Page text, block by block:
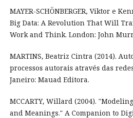
MAYER-SCHÖNBERGER, Viktor e
Big Data: A Revolution That Will
Work and Think. London: John
MARTINS, Beatriz Cintra (2014).
processos autorais através das
Janeiro: Mauad Editora.
MCCARTY, Willard (2004).
and Meanings." A Companion to